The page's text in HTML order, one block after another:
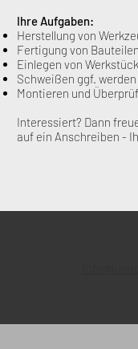
Ihre Aufgaben:
Herstellung von
Fertigung von
Einlegen von
Schweißen ggf.
Montieren und
Interessiert? Dann
auf ein Anschreiben -